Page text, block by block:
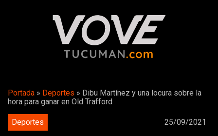
Portada » Deportes » Dibu Martínez y una locura sobre la
hora para ganar en Old Trafford
Deportes 25/09/2021